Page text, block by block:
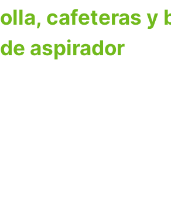
olla, cafeteras y
de aspirador